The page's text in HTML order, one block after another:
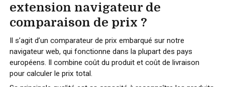
extension navigateur de
comparaison de prix ?
Il s’agit d’un comparateur de prix embarqué sur notre
navigateur web, qui fonctionne dans la plupart des pays
européens. Il combine coût du produit et coût de livraison
pour calculer le prix total.